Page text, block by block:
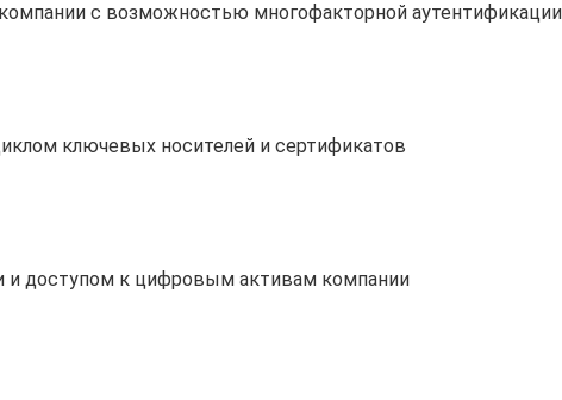
с возможностью многофакторной аутентификации
ключевых носителей и сертификатов
и доступом к цифровым активам компании